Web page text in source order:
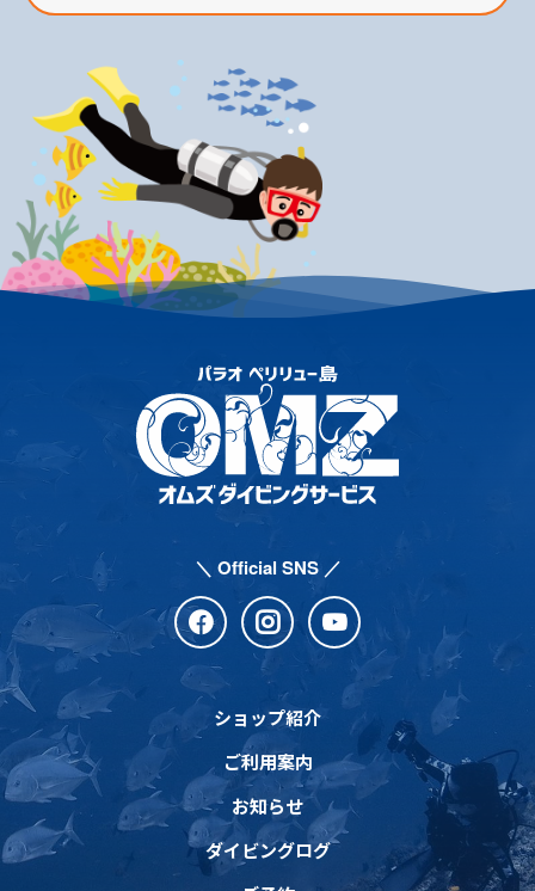
＼ Official SNS ／
ショップ紹介
ご利用案内
お知らせ
ダイビングログ